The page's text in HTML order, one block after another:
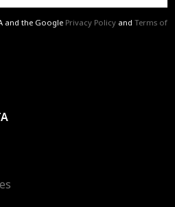
and the Google Privacy Policy and Terms of
in moda!